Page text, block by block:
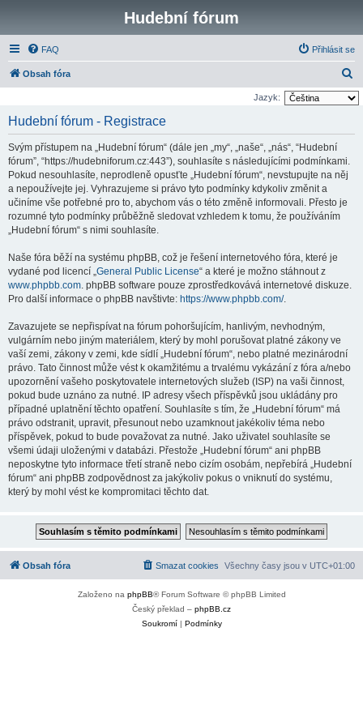
Hudební fórum
FAQ Přihlásit se
Obsah fóra
l
Jazyk:
Hudební fórum - Registrace
Svým přístupem na „Hudební fórum“ (dále jen „my“, „naše“, „nás“, “Hudební
fórum”, “https://hudebniforum.cz:443”), souhlasíte s následujícími podmínkami.
Pokud nesouhlasíte, neprodleně opusťte „Hudební fórum“, nevstupujte na něj
a nepoužívejte jej. Vyhrazujeme si právo tyto podmínky kdykoliv změnit a
učiníme vše potřebné pro to, abychom vás o této změně informovali. Přesto je
rozumné tyto podmínky průběžně sledovat vzhledem k tomu, že používáním
„Hudební fórum“ s nimi souhlasíte.
Naše fóra běží na systému phpBB, což je řešení internetového fóra, které je
vydané pod licencí „General Public License“ a které je možno stáhnout z
www.phpbb.com. phpBB software pouze zprostředkovává internetové diskuze.
Pro další informace o phpBB navštivte: https://www.phpbb.com/.
Zavazujete se nepřispívat na fórum pohoršujícím, hanlivým, nevhodným,
vulgárním nebo jiným materiálem, který by mohl porušovat platné zákony ve
vaší zemi, zákony v zemi, kde sídlí „Hudební fórum“, nebo platné mezinárodní
právo. Tato činnost může vést k okamžitému a trvalému vykázání z fóra a/nebo
upozornění vašeho poskytovatele internetových služeb (ISP) na vaši činnost,
pokud bude uznáno za nutné. IP adresy všech příspěvků jsou ukládány pro
případné uplatnění těchto opatření. Souhlasíte s tím, že „Hudební fórum“ má
právo odstranit, upravit, přesunout nebo uzamknout jakékoliv téma nebo
příspěvek, pokud to bude považovat za nutné. Jako uživatel souhlasíte se
všemi údaji uloženými v databázi. Přestože „Hudební fórum“ ani phpBB
neposkytne tyto informace třetí straně nebo cizím osobám, nepřebírá „Hudební
fórum“ ani phpBB zodpovědnost za jakýkoliv pokus o vniknutí do systému,
který by mohl vést ke kompromitaci těchto dat.
Obsah fóra Všechny časy jsou v UTC+01:00
Smazat cookies
Založeno na phpBB® Forum Software © phpBB Limited
Český překlad – phpBB.cz
Soukromí| Podmínky